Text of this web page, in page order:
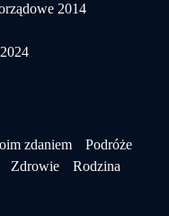
2014
zdaniem
Podróże
Zdrowie Rodzina